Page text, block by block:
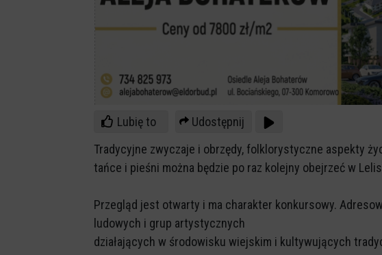
Lubię to
Udostępnij
Tradycyjne zwyczaje i obrzędy, folklorystyczne aspekty
tańce i pieśni można będzie po raz kolejny obejrzeć w
Przegląd jest otwarty i ma charakter konkursowy.
ludowych i grup artystycznych
działających w środowisku wiejskim i kultywujących